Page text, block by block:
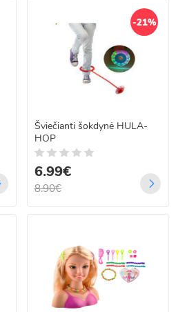
-21%
Šviečianti šokdynė HULA-
HOP
6.99€
8.90€